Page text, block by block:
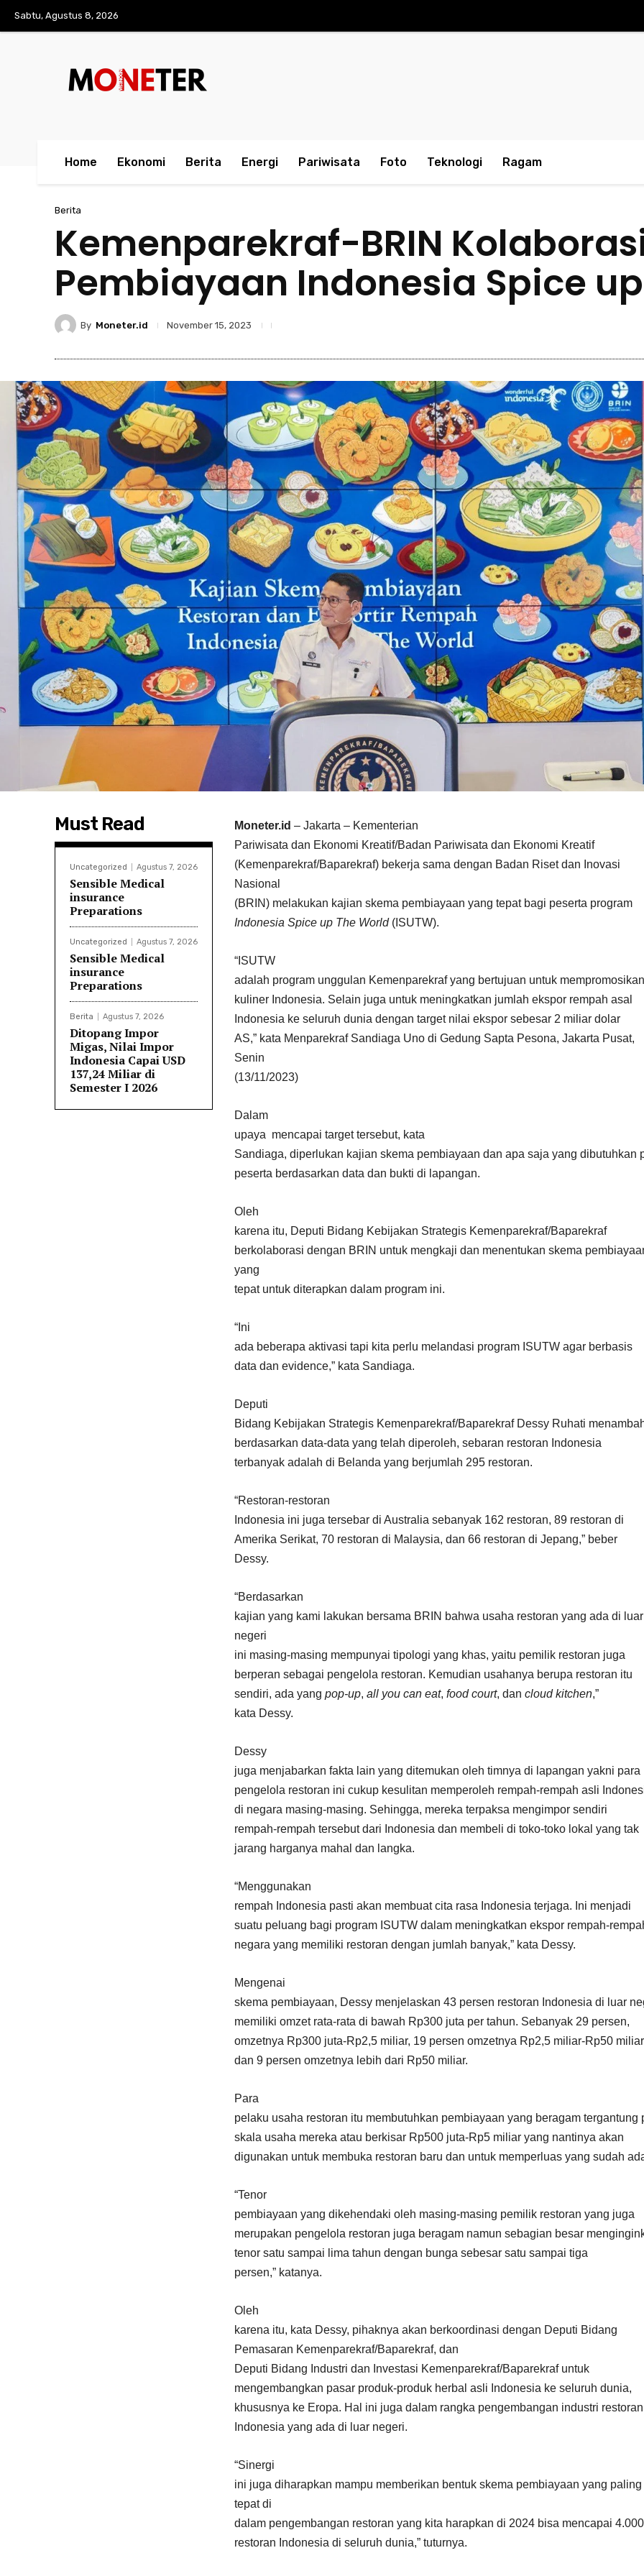
Sabtu, Agustus 8, 2026
Home Ekonomi Berita Energi Pariwisata Foto Teknologi Ragam
Berita
Kemenparekraf-BRIN
Pembiayaan Indonesia Spice
By Moneter.id November 15, 2023
Must Read
Uncategorized Agustus 7, 2026
Sensible Medical
insurance
Preparations
Uncategorized Agustus 7, 2026
Sensible Medical
insurance
Preparations
Berita Agustus 7, 2026
Ditopang Impor
Migas, Nilai Impor
Indonesia Capai USD
137,24 Miliar di
Semester I 2026
Moneter.id – Jakarta – Kementerian
Pariwisata dan Ekonomi Kreatif/Badan Pariwisata dan Ekonomi Kreatif
(Kemenparekraf/Baparekraf) bekerja sama dengan Badan Riset dan Inovasi
Nasional
(BRIN) melakukan kajian skema pembiayaan yang tepat bagi peserta program
Indonesia Spice up The World(ISUTW).
“ISUTW
adalah program unggulan Kemenparekraf yang bertujuan untuk mempromosikan
kuliner Indonesia. Selain juga untuk meningkatkan jumlah ekspor rempah asal
Indonesia ke seluruh dunia dengan target nilai ekspor sebesar 2 miliar dolar
AS,” kata Menparekraf Sandiaga Uno di Gedung Sapta Pesona, Jakarta Pusat,
Senin
(13/11/2023)
Dalam
upaya mencapai target tersebut, kata
Sandiaga, diperlukan kajian skema pembiayaan dan apa saja yang dibutuhkan
peserta berdasarkan data dan bukti di lapangan.
Oleh
karena itu, Deputi Bidang Kebijakan Strategis Kemenparekraf/Baparekraf
berkolaborasi dengan BRIN untuk mengkaji dan menentukan skema
yang
tepat untuk diterapkan dalam program ini.
“Ini
ada beberapa aktivasi tapi kita perlu melandasi program ISUTW agar berbasis
data dan evidence,” kata Sandiaga.
Deputi
Bidang Kebijakan Strategis Kemenparekraf/Baparekraf Dessy Ruhati
berdasarkan data-data yang telah diperoleh, sebaran restoran Indonesia
terbanyak adalah di Belanda yang berjumlah 295 restoran.
“Restoran-restoran
Indonesia ini juga tersebar di Australia sebanyak 162 restoran, 89 restoran di
Amerika Serikat, 70 restoran di Malaysia, dan 66 restoran di Jepang,” beber
Dessy.
“Berdasarkan
kajian yang kami lakukan bersama BRIN bahwa usaha restoran yang ada di luar
negeri
ini masing-masing mempunyai tipologi yang khas, yaitu pemilik restoran juga
berperan sebagai pengelola restoran. Kemudian usahanya berupa restoran itu
sendiri, ada yang pop-up, all you can eat, food court, dan cloud kitchen,”
kata Dessy.
Dessy
juga menjabarkan fakta lain yang ditemukan oleh timnya di lapangan yakni para
pengelola restoran ini cukup kesulitan memperoleh rempah-rempah asli
di negara masing-masing. Sehingga, mereka terpaksa mengimpor sendiri
rempah-rempah tersebut dari Indonesia dan membeli di toko-toko lokal yang tak
jarang harganya mahal dan langka.
“Menggunakan
rempah Indonesia pasti akan membuat cita rasa Indonesia terjaga. Ini menjadi
suatu peluang bagi program ISUTW dalam meningkatkan ekspor rempah-
negara yang memiliki restoran dengan jumlah banyak,” kata Dessy.
Mengenai
skema pembiayaan, Dessy menjelaskan 43 persen restoran Indonesia di luar
memiliki omzet rata-rata di bawah Rp300 juta per tahun. Sebanyak 29 persen,
omzetnya Rp300 juta-Rp2,5 miliar, 19 persen omzetnya Rp2,5 miliar-Rp50
dan 9 persen omzetnya lebih dari Rp50 miliar.
Para
pelaku usaha restoran itu membutuhkan pembiayaan yang beragam tergantung
skala usaha mereka atau berkisar Rp500 juta-Rp5 miliar yang nantinya akan
digunakan untuk membuka restoran baru dan untuk memperluas yang sudah
“Tenor
pembiayaan yang dikehendaki oleh masing-masing pemilik restoran yang juga
merupakan pengelola restoran juga beragam namun sebagian besar
tenor satu sampai lima tahun dengan bunga sebesar satu sampai tiga
persen,” katanya.
Oleh
karena itu, kata Dessy, pihaknya akan berkoordinasi dengan Deputi Bidang
Pemasaran Kemenparekraf/Baparekraf, dan
Deputi Bidang Industri dan Investasi Kemenparekraf/Baparekraf untuk
mengembangkan pasar produk-produk herbal asli Indonesia ke seluruh dunia,
khususnya ke Eropa. Hal ini juga dalam rangka pengembangan industri restoran
Indonesia yang ada di luar negeri.
“Sinergi
ini juga diharapkan mampu memberikan bentuk skema pembiayaan yang paling
tepat di
dalam pengembangan restoran yang kita harapkan di 2024 bisa mencapai 4.000
restoran Indonesia di seluruh dunia,” tuturnya.